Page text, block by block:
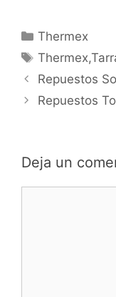
Categorías
Thermex
Etiquetas
Navegación
de
entradas
Repuestos
Repuestos
Deja un